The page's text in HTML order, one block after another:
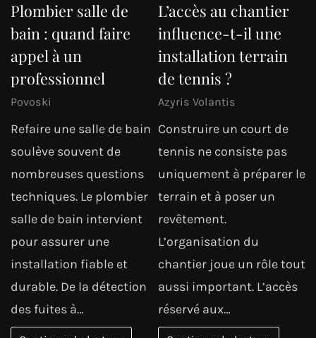
Plombier salle de
bain : quand faire
appel à un
professionnel
Povoski
Refaire une salle de bain
soulève souvent de
nombreuses questions
techniques. Le plombier
salle de bain intervient
pour assurer une
installation fiable et
durable. De la détection
des fuites à…
L’accès au chantier
influence-t-il une
installation terrain
de tennis ?
Azyris Volantis
Construire un court de
tennis ne consiste pas
uniquement à préparer le
terrain et à poser un
revêtement.
L’organisation du
chantier joue un rôle tout
aussi important. L’accès
réservé aux…